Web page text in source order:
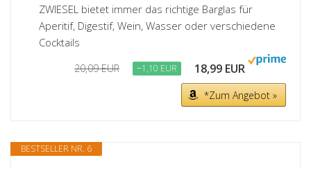
ZWIESEL bietet immer das richtige Barglas für
Aperitif, Digestif, Wein, Wasser oder verschiedene
Cocktails
20,09 EUR −1,10 EUR 18,99 EUR
*Zum Angebot »
BESTSELLER NR. 6